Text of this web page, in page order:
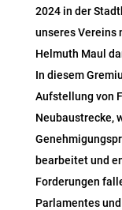
2024 in der
unseres Vereins
Helmuth Maul
In diesem
Aufstellung von
Neubaustrecke,
bearbeitet und
Forderungen
Parlamentes